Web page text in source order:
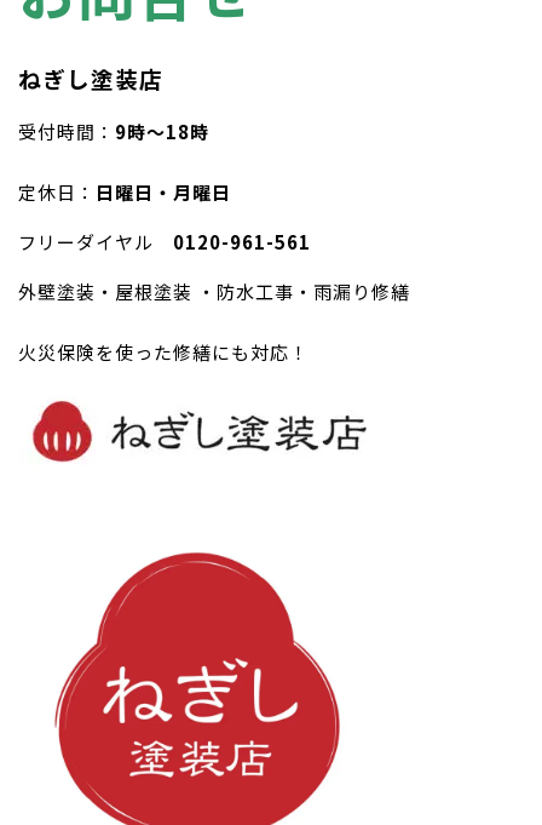
ねぎし塗装店
受付時間： 9時〜18時
定休日： 日曜日・月曜日
フリーダイヤル 0120-961-561
外壁塗装・屋根塗装 ・防水工事・雨漏り修繕
火災保険を使った修繕にも対応！